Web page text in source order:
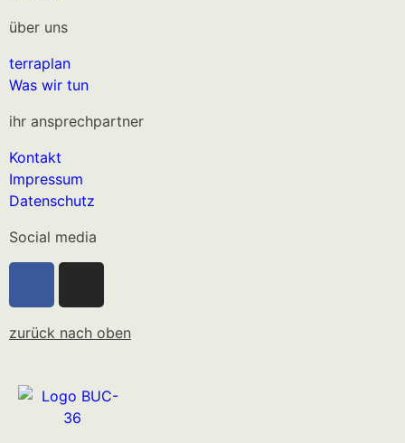
über uns
terraplan
Was wir tun
ihr ansprechpartner
Kontakt
Impressum
Datenschutz
Social media
zurück nach oben